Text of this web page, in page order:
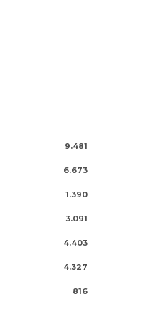
9.481
6.673
1.390
3.091
4.403
4.327
816